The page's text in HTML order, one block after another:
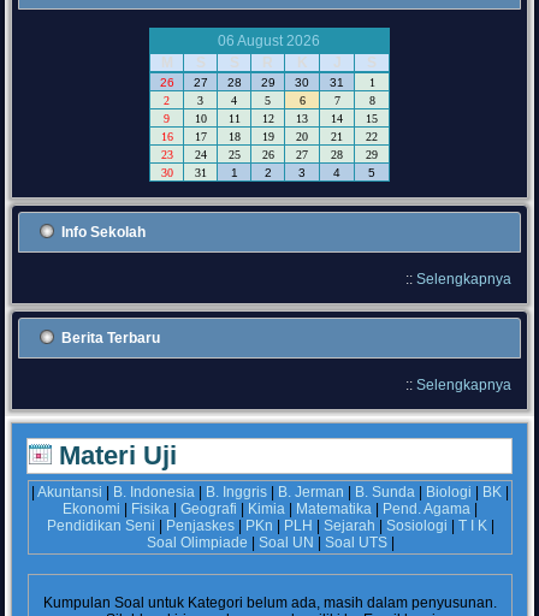
06 August 2026
M
S S R K J S
26 27 28 29 30 31
1
2
3 4 5 6 7
8
9
10 11 12 13 14
15
16
17 18 19 20 21
22
23
24 25 26 27 28
29
30
31 1 2 3 4 5
Info Sekolah
:: Selengkapnya
Berita Terbaru
:: Selengkapnya
Materi Uji
|Akuntansi B. Indonesia B. Inggris B. Jerman B. Sunda Biologi BK
Ekonomi
Fisika |Geografi Kimia Matematika Pend. Agama
Pendidikan Seni
Penjaskes| PKn PLH Sejarah Sosiologi T I K|
Soal Olimpiade
Soal UN Soal UTS|
Kumpulan Soal untuk Kategori belum ada, masih dalam penyusunan.